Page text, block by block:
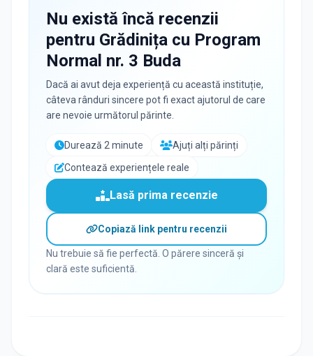
Nu există încă recenzii
pentru Grădinița cu Program
Normal nr. 3 Buda
Dacă ai avut deja experiență cu această instituție,
câteva rânduri sincere pot fi exact ajutorul de care
are nevoie următorul părinte.
Durează 2 minute
Ajuți alți părinți
Contează experiențele reale
Lasă prima recenzie
Copiază link pentru recenzii
Nu trebuie să fie perfectă. O părere sinceră și
clară este suficientă.